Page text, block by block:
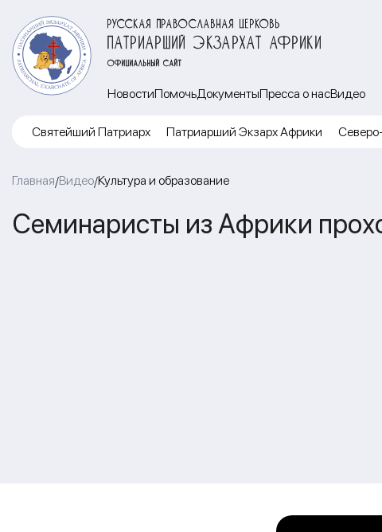
РУССКАЯ ПРАВОСЛАВНАЯ ЦЕРКОВЬ
ПАТРИАРШИЙ ЭКЗАРХАТ АФРИКИ
ОФИЦИАЛЬНЫЙ САЙТ
НовостиПомочьДокументыПресса о насВидео
Cвятейший Патриарх Патриарший Экзарх Африки
Главная/Видео/Культура и образование
Семинаристы из Африки